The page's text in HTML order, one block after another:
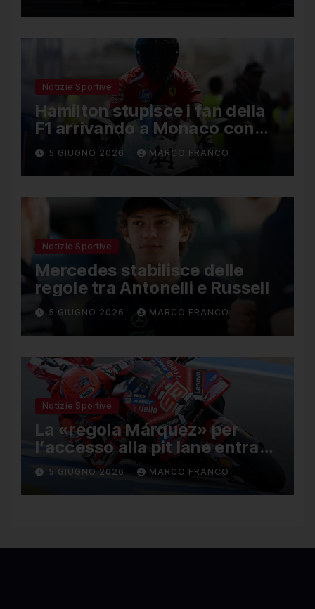
Notizie Sportive
Hamilton stupisce i fan della
F1 arrivando a Monaco con
una Ducati in edizione
limitata
5 GIUGNO 2026 MARCO FRANCO
Notizie Sportive
Mercedes stabilisce delle
regole tra Antonelli e Russell
5 GIUGNO 2026 MARCO FRANCO
Notizie Sportive
La «regola Márquez» per
l’accesso alla pit lane entra
ufficialmente a far parte del
regolamento della MotoGP
5 GIUGNO 2026 MARCO FRANCO